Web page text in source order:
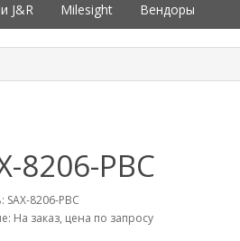
J&R Milesight Вендоры
8206-PBC
SAX-8206-PBC
На заказ, цена по запросу